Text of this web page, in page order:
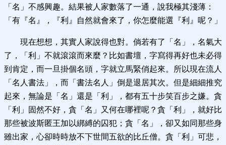
「名」不感興趣。結果被人家數落了一通，說我極其淺薄：
「有『名』，『利』自然就會來了，你怎麼能選『利』呢？」
現在想想，其實人家說得也對。倘若有了「名」，名氣大
了，「利」不就滾滾而來麼？比如書壇，字寫得再好也未必得
到肯定，而一旦掛個名頭，字就立馬緊俏起來。所以現在流人
「名人書法」，而「書法名人」倒是退居其次。但是細細推究
起來，無論是「名」還是「利」，都有五十步笑百步之嫌。貪
「利」固然不好，貪「名」又何在哪裡呢？貪「利」，就好比
那些被波斯匿王加以綁縛的囚犯；貪「名」，卻又如同那些身
雖出家，心卻時時放不下世間五欲的比丘僧。貪「利」可悲，